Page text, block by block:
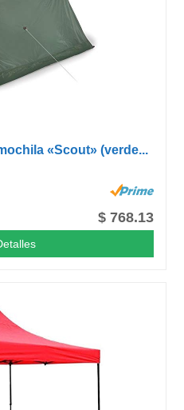
«Scout» (verde...
$ 768.13